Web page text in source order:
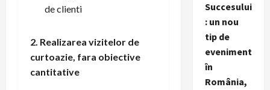
de clienti
2. Realizarea vizitelor de
curtoazie, fara obiective
cantitative
Succesului
: un nou
tip de
eveniment
în
România,